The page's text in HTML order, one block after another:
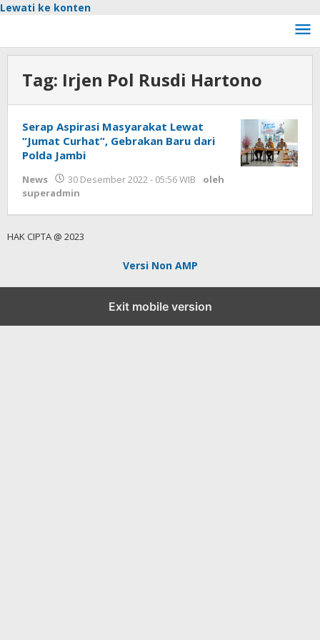
Lewati ke konten
Tag: Irjen Pol Rusdi Hartono
Serap Aspirasi Masyarakat Lewat
“Jumat Curhat”, Gebrakan Baru dari
Polda Jambi
News 30 Desember 2022 - 05:56 WIB
oleh
superadmin
HAK CIPTA @ 2023
Versi Non AMP
Exit mobile version